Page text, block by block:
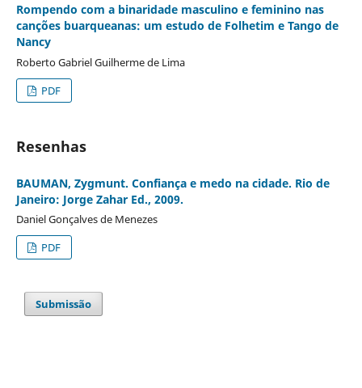
Rompendo com a binaridade masculino e feminino nas
canções buarqueanas: um estudo de Folhetim e Tango de
Nancy
Roberto Gabriel Guilherme de Lima
PDF
Resenhas
BAUMAN, Zygmunt. Confiança e medo na cidade. Rio de
Janeiro: Jorge Zahar Ed., 2009.
Daniel Gonçalves de Menezes
PDF
Submissão